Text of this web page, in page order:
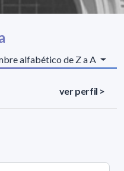
alfabético de Z a A
ver perfil >